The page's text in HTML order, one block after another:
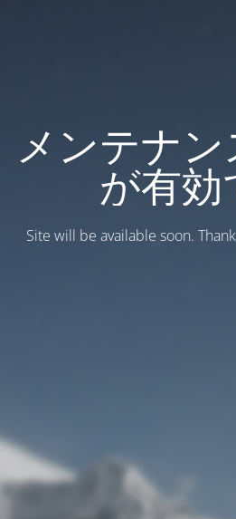
メンテナン
が有効
Site will be available soon.